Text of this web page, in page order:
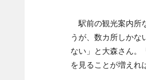
駅前の観光案内所
うが、数カ所しかな
ない」と大森さん。
を見ることが増えれ